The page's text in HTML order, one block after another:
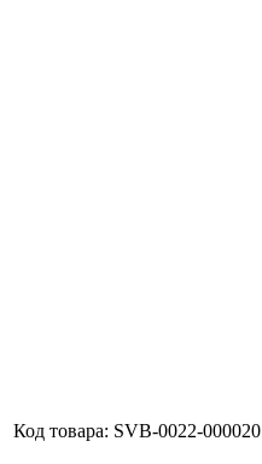
Код товара: SVB-0022-000020